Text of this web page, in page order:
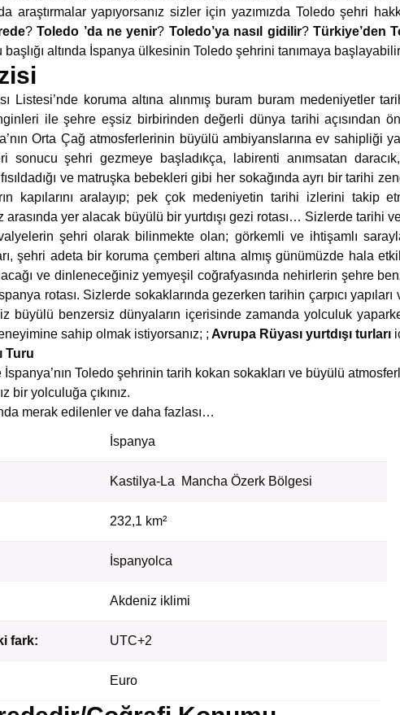
araştırmalar yapıyorsanız sizler için yazımızda Toledo şehri
?Toledo ’da ne yenir? Toledo’ya nasıl gidilir?Türkiye’den
altında İspanya ülkesinin Toledo şehrini tanımaya
Listesi’nde koruma altına alınmış buram buram medeniyetler
ile şehre eşsiz birbirinden değerli dünya tarihi açısından
Orta Çağ atmosferlerinin büyülü ambiyanslarına ev sahipliği
sonucu şehri gezmeye başladıkça, labirenti anımsatan
ve matruşka bebekleri gibi her sokağında ayrı bir tarihi
kapılarını aralayıp; pek çok medeniyetin tarihi izlerini takip
arasında yer alacak büyülü bir yurtdışı gezi rotası… Sizlerde tarihi
şehri olarak bilinmekte olan; görkemli ve ihtişamlı
şehri adeta bir koruma çemberi altına almış günümüzde hala
ve dinleneceğiniz yemyeşil coğrafyasında nehirlerin şehre
rotası. Sizlerde sokaklarında gezerken tarihin çarpıcı
büyülü benzersiz dünyaların içerisinde zamanda yolculuk
sahip olmak istiyorsanız; ; Avrupa Rüyası yurtdışı turları
Turu
İspanya’nın Toledo şehrinin tarih kokan sokakları ve büyülü
bir yolculuğa çıkınız.
merak edilenler ve daha fazlası…
İspanya
Kastilya-La Mancha Özerk Bölgesi
232,1 km²
İspanyolca
Akdeniz iklimi
fark: UTC+2
Euro